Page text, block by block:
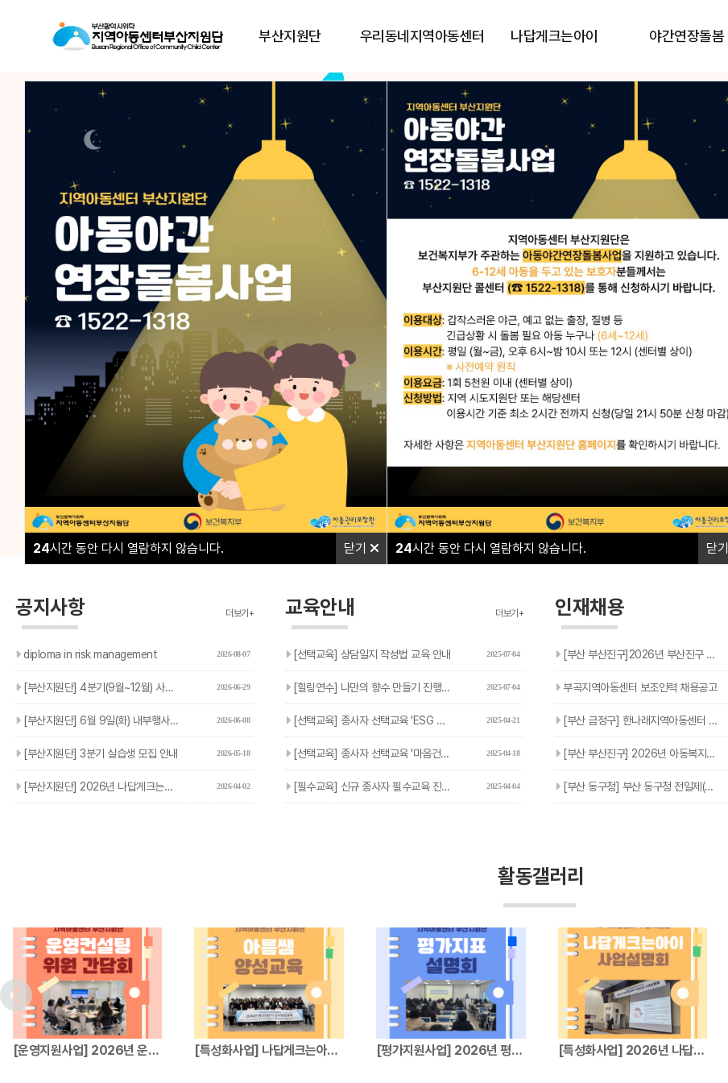
24시간 동안 다시 열람하지 않습니다. 닫기 24시간 동안 다시 열람하지 않습니다. 닫기
부산지원단 우리동네지역아동센터 나답게크는아이 야간연장돌봄
아동이행복한 세상,
지역아동센터부산지원단이 함께합니다.
지역아동센터부산지원단은
부산지역 16개 구·군의 모든 지역아동센터, 협동돌봄센터와 함께하며
아이들의 성장과 돌봄이 흔들리지 않도록 현장의 곁에서 따뜻한 울타리가 되겠습니다.
아동이행복한 세상,
지역아동센터부산지원단이 함께합니다.
지역아동센터부산지원단은
부산지역 16개 구·군의 모든 지역아동센터, 협동돌봄센터와 함께하며
아이들의 성장과 돌봄이 흔들리지 않도록 현장의 곁에서 따뜻한 울타리가 되겠습니다.
공지사항 더보기+
diploma in risk management 2026-08-07
[부산지원단] 4분기(9월~12월) 사회복지실습생 모집 안내 2026-06-29
[부산지원단] 6월 9일(화) 내부행사에 따른 민원 응대 지연 … 2026-06-08
[부산지원단] 3분기 실습생 모집 안내 2026-05-18
[부산지원단] 2026년 나답게크는아이 지원사업 참여기관 및 아… 2026-04-02
교육안내 더보기+
[선택교육] 상담일지 작성법 교육 안내 2025-07-04
[힐링연수] 나만의 향수 만들기 진행 안내 2025-07-04
[선택교육] 종사자 선택교육 'ESG 현장체험' 신청 안내 2025-04-21
[선택교육] 종사자 선택교육 '마음건강 집단상담 프로그램' 진행… 2025-04-18
[필수교육] 신규 종사자 필수교육 진행 안내 2025-04-04
인재채용
[부산 부산진구]2026년 부산진구 아동복지교사(기간제) 추가…
부곡지역아동센터 보조인력 채용공고
[부산 금정구] 한나래지역아동센터 돌봄 보조인력 채용 공고
[부산 부산진구] 2026년 아동복지교사(기간제근로자) 추가채용…
[부산 동구청] 부산 동구청 전일제(기초학습) 추가채용 안내
활동갤러리
[운영지원사업] 2026년 운영컨설팅위원 간… [특성화사업] 나답게크는아이 지원사업 파견전… [평가지원사업] 2026년 평가지표설명회 [특성화사업] 2026년 나답게크는아이 지원…